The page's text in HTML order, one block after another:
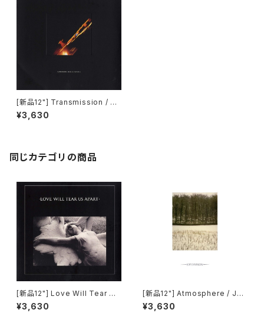
[新品12"] Transmission / Jo
y Division
¥3,630
同じカテゴリの商品
[新品12"] Love Will Tear Us
Apart / Joy Division
¥3,630
[新品12"] Atmosphere / Joy
Division
¥3,630